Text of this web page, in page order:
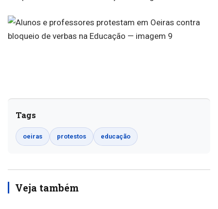
Tags
oeiras protestos educação
Veja também